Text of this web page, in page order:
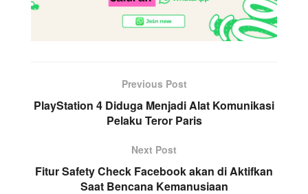
Previous Post
PlayStation 4 Diduga Menjadi Alat Komunikasi
Pelaku Teror Paris
Next Post
Fitur Safety Check Facebook akan di Aktifkan
Saat Bencana Kemanusiaan